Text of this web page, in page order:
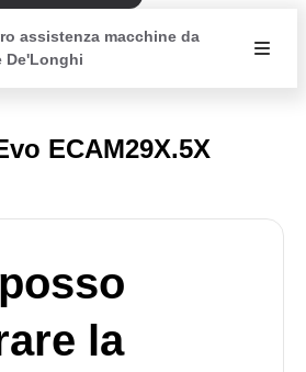
assistenza macchine da
De'Longhi
ECAM29X.5X
la